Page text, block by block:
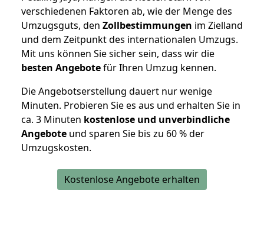
verschiedenen Faktoren ab, wie der Menge des
Umzugsguts, den Zollbestimmungen im Zielland
und dem Zeitpunkt des internationalen Umzugs.
Mit uns können Sie sicher sein, dass wir die
besten Angebotefür Ihren Umzug kennen.
Die Angebotserstellung dauert nur wenige
Minuten. Probieren Sie es aus und erhalten Sie in
ca. 3 Minuten kostenlose und unverbindliche
Angebote und sparen Sie bis zu 60 % der
Umzugskosten.
Kostenlose Angebote erhalten